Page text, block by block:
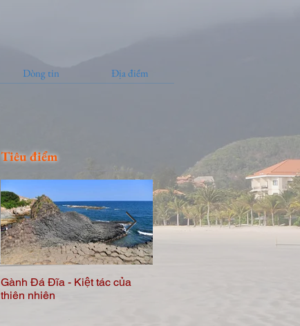
Dòng tin Địa điểm
Tiêu điểm
Gành Đá Đĩa - Kiệt tác của
thiên nhiên